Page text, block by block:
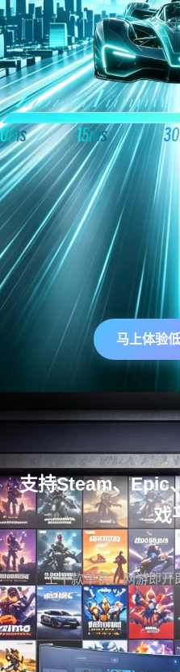
马上体验
支持Steam、Epic
戏
上千款单机、网游即开